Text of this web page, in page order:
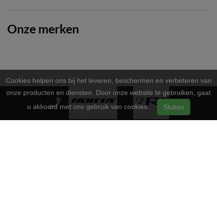
Onze merken
Cookies helpen ons bij het leveren, beschermen en verbeteren van
onze producten en diensten. Door onze website te gebruiken, gaat
u akkoord met ons gebruik van cookies.
Sluiten